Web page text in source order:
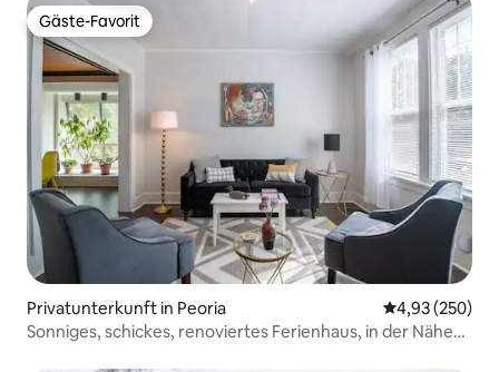
Gäste-Favorit
Gäste-Favorit
Privatunterkunft in Peoria
4,93 (250)
Sonniges, schickes, renoviertes Ferienhaus, in der Nähe